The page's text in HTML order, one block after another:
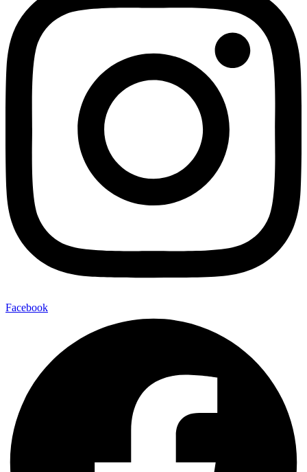
Facebook